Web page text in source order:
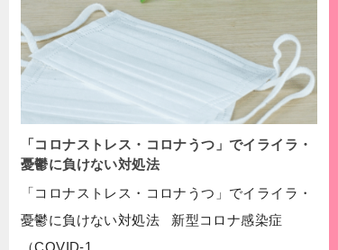
「コロナストレス・コロナうつ」でイライラ・
憂鬱に負けない対処法
「コロナストレス・コロナうつ」でイライラ・
憂鬱に負けない対処法 新型コロナ感染症
（COVID-1…